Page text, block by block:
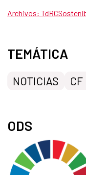
Archivos:
TEMÁTICA
NOTICIAS
ODS